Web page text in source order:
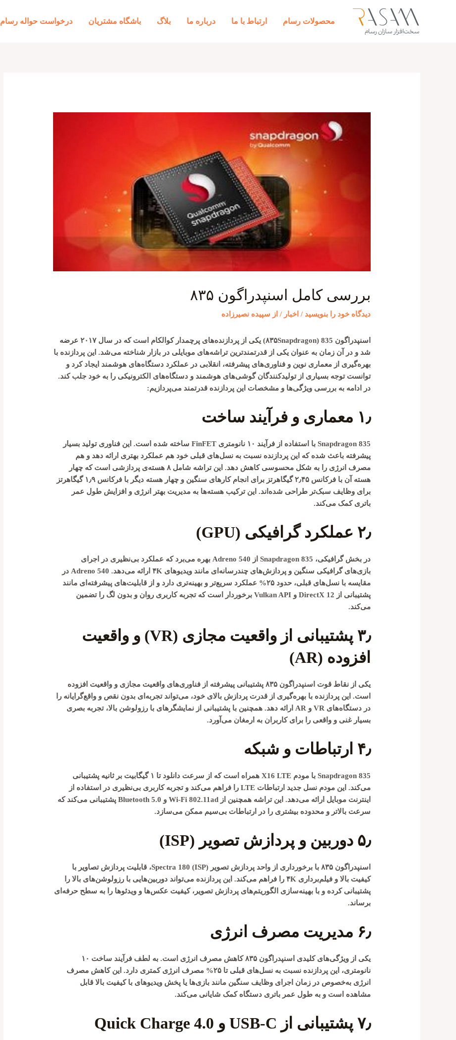
محصولات رسام ارتباط با ما درباره ما بلاگ باشگاه مشتریان درخواست حواله رسام
بررسی کامل اسنپدراگون ۸۳۵
دیدگاه‌ خود را بنویسید / اخبار / از سپیده نصیرزاده
اسنپدراگون ۸۳۵Snapdragon) 835) یکی از پردازنده‌های پرچمدار کوالکام است که در سال ۲۰۱۷ عرضه
شد و در آن زمان به عنوان یکی از قدرتمندترین تراشه‌های موبایلی در بازار شناخته می‌شد. این پردازنده با
بهره‌گیری از معماری نوین و فناوری‌های پیشرفته، انقلابی در عملکرد دستگاه‌های هوشمند ایجاد کرد و
توانست توجه بسیاری از تولیدکنندگان گوشی‌های هوشمند و دستگاه‌های الکترونیکی را به خود جلب کند.
در ادامه به بررسی ویژگی‌ها و مشخصات این پردازنده قدرتمند می‌پردازیم:
۱٫ معماری و فرآیند ساخت
Snapdragon 835 با استفاده از فرآیند ۱۰ نانومتری FinFET ساخته شده است. این فناوری تولید بسیار
پیشرفته باعث شده که این پردازنده نسبت به نسل‌های قبلی خود هم عملکرد بهتری ارائه دهد و هم
مصرف انرژی را به شکل محسوسی کاهش دهد. این تراشه شامل ۸ هسته‌ی پردازشی است که چهار
هسته آن با فرکانس ۲٫۴۵ گیگاهرتز برای انجام کارهای سنگین و چهار هسته دیگر با فرکانس ۱٫۹ گیگاهرتز
برای وظایف سبک‌تر طراحی شده‌اند. این ترکیب هسته‌ها به مدیریت بهتر انرژی و افزایش طول عمر
باتری کمک می‌کند.
۲٫ عملکرد گرافیکی (GPU)
در بخش گرافیکی، Snapdragon 835 از Adreno 540 بهره می‌برد که عملکرد بی‌نظیری در اجرای
بازی‌های گرافیکی سنگین و پردازش‌های چندرسانه‌ای مانند ویدیوهای ۴K ارائه می‌دهد. Adreno 540 در
مقایسه با نسل‌های قبلی، حدود ۲۵% عملکرد سریع‌تر و بهینه‌تری دارد و از قابلیت‌های پیشرفته‌ای مانند
پشتیبانی از DirectX 12 وVulkan API برخوردار است که تجربه کاربری روان و بدون لگ را تضمین
می‌کند.
۳٫
پشتیبانی از واقعیت مجازی (VR) و واقعیت
افزوده (AR)
یکی از نقاط قوت اسنپدراگون ۸۳۵ پشتیبانی پیشرفته از فناوری‌های واقعیت مجازی وواقعیت افزوده
است. این پردازنده با بهره‌گیری از قدرت پردازش بالای خود، می‌تواند تجربه‌ای بدون نقص و واقع‌گرایانه را
در دستگاه‌های VR و AR ارائه دهد. همچنین با پشتیبانی از نمایشگرهای با رزولوشن بالا، تجربه بصری
بسیار غنی و واقعی را برای کاربران به ارمغان می‌آورد.
۴٫ ارتباطات و شبکه
Snapdragon 835 با مودم X16 LTE
همراه است که از سرعت دانلود تا ۱ گیگابیت بر ثانیه پشتیبانی
می‌کند. این مودم نسل جدید ارتباطات LTE را فراهم می‌کند و تجربه کاربری بی‌نظیری در استفاده از
اینترنت موبایل ارائه می‌دهد. این تراشه همچنین ازWi-Fi 802.11ad و Bluetooth 5.0 پشتیبانی می‌کند که
سرعت بالاتر و محدوده بیشتری را در ارتباطات بی‌سیم ممکن می‌سازد.
۵٫ دوربین و پردازش تصویر (ISP)
اسنپدراگون ۸۳۵ با برخورداری از واحد پردازش تصویر (ISP) Spectra 180، قابلیت پردازش تصاویر با
کیفیت بالا و فیلم‌برداری ۴K را فراهم می‌کند. این پردازنده می‌تواند دوربین‌هایی با رزولوشن‌های بالا را
پشتیبانی کرده و با بهینه‌سازی الگوریتم‌های پردازش تصویر، کیفیت عکس‌ها و ویدئوها را به سطح حرفه‌ای
برساند.
۶٫ مدیریت مصرف انرژی
یکی از ویژگی‌های کلیدی اسنپدراگون ۸۳۵ کاهش مصرف انرژی است. به لطف فرآیند ساخت ۱۰
نانومتری، این پردازنده نسبت به نسل‌های قبلی تا ۲۵% مصرف انرژی کمتری دارد. این کاهش مصرف
انرژی به‌خصوص در زمان اجرای وظایف سنگین مانند بازی‌ها یا پخش ویدیوهای با کیفیت بالا قابل
مشاهده است و به طول عمر باتری دستگاه کمک شایانی می‌کند.
۷٫ پشتیبانی از USB-C و Quick Charge 4.0